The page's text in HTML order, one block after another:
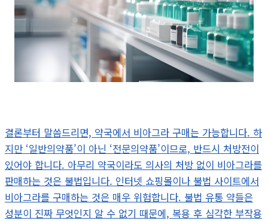
결론부터 말씀드리면, 약국에서 비아그라 구매는 가능합니다. 하
지만 ‘일반의약품’이 아닌 ‘전문의약품’이므로, 반드시 처방전이
있어야 합니다. 아무리 약국이라도 의사의 처방 없이 비아그라를
판매하는 것은 불법입니다. 인터넷 쇼핑몰이나 불법 사이트에서
비아그라를 구매하는 것은 매우 위험합니다. 불법 유통 약들은
성분이 진짜 무엇인지 알 수 없기 때문에, 복용 후 심각한 부작용